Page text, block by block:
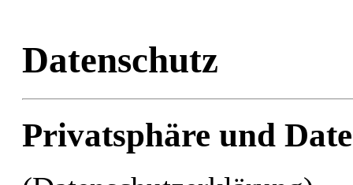
Datenschutz
Privatsphäre und